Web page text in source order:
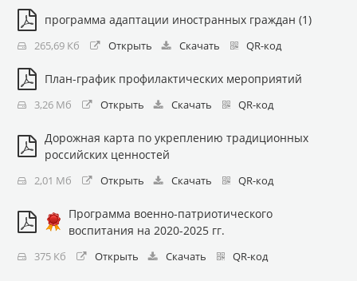
программа адаптации иностранных граждан (1)
265,69 Кб Открыть Скачать QR-код
План-график профилактических мероприятий
3,26 Мб Открыть Скачать QR-код
Дорожная карта по укреплению традиционных
российских ценностей
2,01 Мб Открыть Скачать QR-код
Программа военно-патриотического
воспитания на 2020-2025 гг.
375 Кб Открыть Скачать QR-код